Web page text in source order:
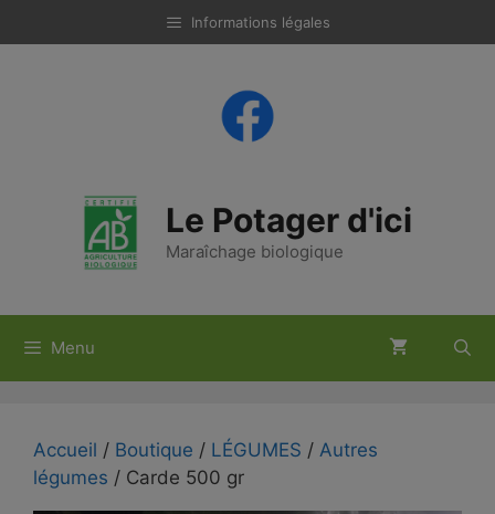
au
Informations légales
Le Potager d'ici
Maraîchage biologique
Menu
Accueil / Boutique / LÉGUMES / Autres
légumes / Carde 500 gr